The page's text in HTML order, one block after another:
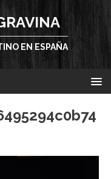
EN ESPAÑA